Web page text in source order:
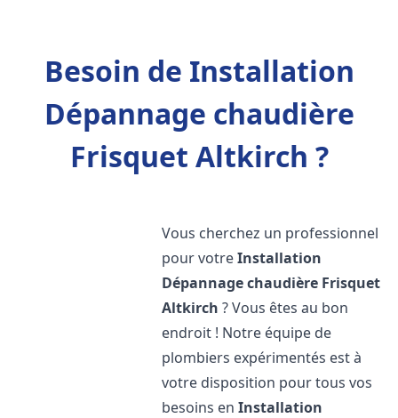
Besoin de Installation
Dépannage chaudière
Frisquet Altkirch ?
Vous cherchez un professionnel
pour votreInstallation
Dépannage chaudière Frisquet
Altkirch ? Vous êtes au bon
endroit ! Notre équipe de
plombiers expérimentés est à
votre disposition pour tous vos
besoins enInstallation